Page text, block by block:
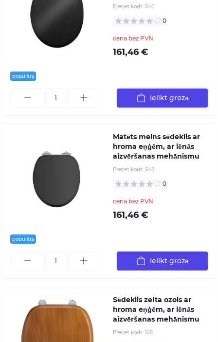
populārs
Preces kods: S40
0
cena bez PVN
161,46 €
Ielikt grozā
populārs
Matēts melns sēdeklis ar
hroma eņģēm, ar lēnās
aizvēršanas mehānismu
Preces kods: S48
0
cena bez PVN
161,46 €
Ielikt grozā
Sēdeklis zelta ozols ar
hroma eņģēm, ar lēnās
aizvēršanas mehānismu
Preces kods: S16